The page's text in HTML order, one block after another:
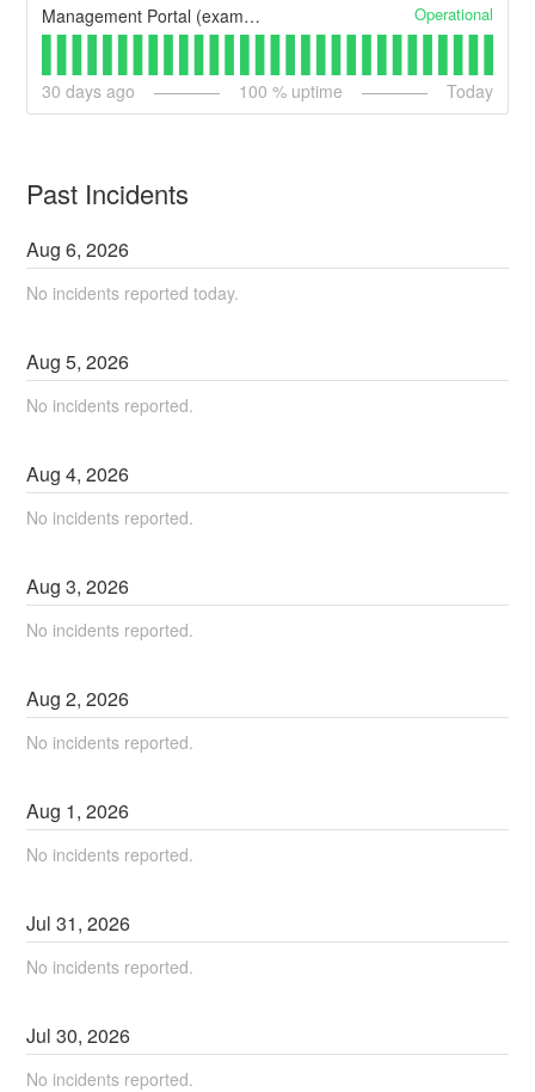
Management Portal (example) Operational
30 days ago 100 % uptime Today
Past Incidents
Aug6,2026
No incidents reported today.
Aug5,2026
No incidents reported.
Aug4,2026
No incidents reported.
Aug3,2026
No incidents reported.
Aug2,2026
No incidents reported.
Aug 1,2026
No incidents reported.
Jul31,2026
No incidents reported.
Jul30,2026
No incidents reported.